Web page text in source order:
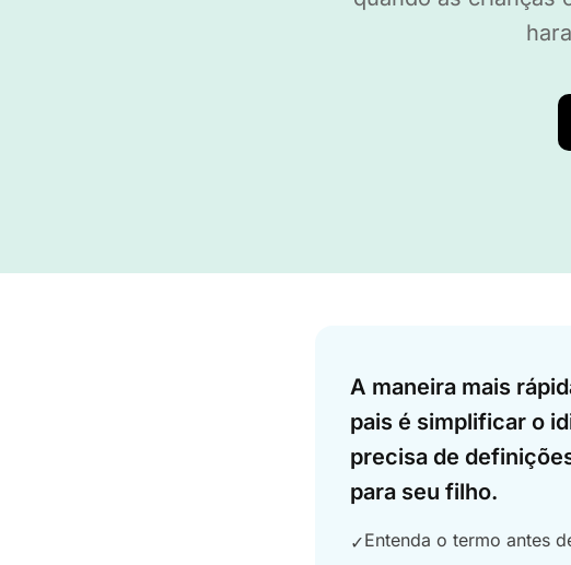
Answer
A maneira mais
pais é simplificar o
precisa de
para seu filho.
✓Entenda o termo antes